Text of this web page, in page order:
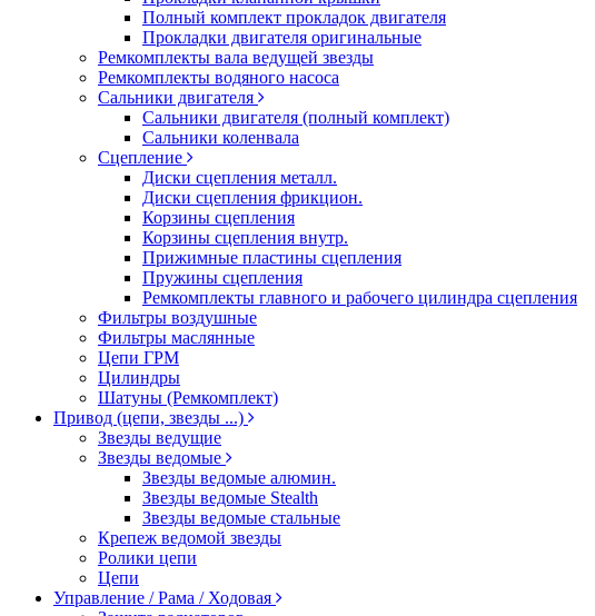
Полный комплект прокладок двигателя
Прокладки двигателя оригинальные
Ремкомплекты вала ведущей звезды
Ремкомплекты водяного насоса
Сальники двигателя
Сальники двигателя (полный комплект)
Сальники коленвала
Сцепление
Диски сцепления металл.
Диски сцепления фрикцион.
Корзины сцепления
Корзины сцепления внутр.
Прижимные пластины сцепления
Пружины сцепления
Ремкомплекты главного и рабочего цилиндра сцепления
Фильтры воздушные
Фильтры маслянные
Цепи ГРМ
Цилиндры
Шатуны (Ремкомплект)
Привод (цепи, звезды ...)
Звезды ведущие
Звезды ведомые
Звезды ведомые алюмин.
Звезды ведомые Stealth
Звезды ведомые стальные
Крепеж ведомой звезды
Ролики цепи
Цепи
Управление / Рама / Ходовая